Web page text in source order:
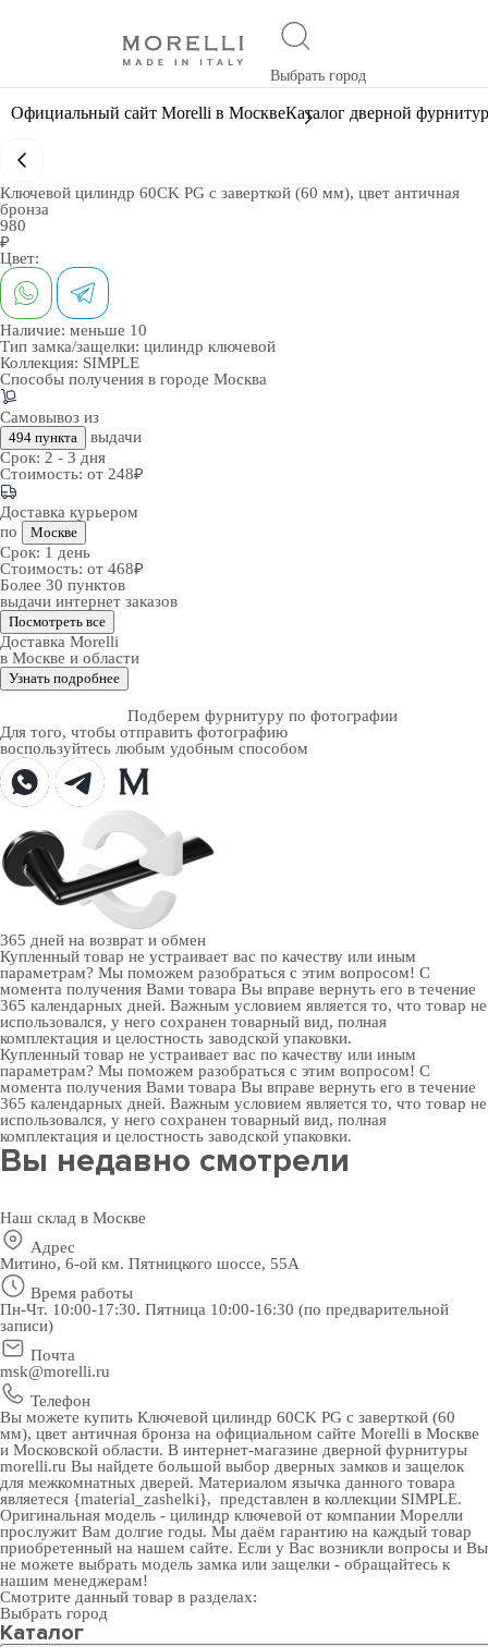
Выбрать город
Официальный сайт Morelli в МосквеКаталог дверной
Ключевой цилиндр 60CK PG с заверткой (60 мм), цвет античная
бронза
980
₽
Цвет:
Наличие: меньше 10
Тип замка/защелки: цилиндр ключевой
Коллекция: SIMPLE
Способы получения в городе Москва
Самовывоз из
494 пункта
выдачи
Срок: 2 - 3 дня
Стоимость: от 248₽
Доставка курьером
по
Москве
Срок: 1 день
Стоимость: от 468₽
Более 30 пунктов
выдачи интернет заказов
Посмотреть все
Доставка Morelli
в Москве и области
Узнать подробнее
Подберем фурнитуру по фотографии
Для того, чтобы отправить фотографию
воспользуйтесь любым удобным способом
365 дней на возврат и обмен
Купленный товар не устраивает вас по качеству или иным
параметрам? Мы поможем разобраться с этим вопросом! С
момента получения Вами товара Вы вправе вернуть его в течение
365 календарных дней. Важным условием является то, что товар не
использовался, у него сохранен товарный вид, полная
комплектация и целостность заводской упаковки.
Купленный товар не устраивает вас по качеству или иным
параметрам? Мы поможем разобраться с этим вопросом! С
момента получения Вами товара Вы вправе вернуть его в течение
365 календарных дней. Важным условием является то, что товар не
использовался, у него сохранен товарный вид, полная
комплектация и целостность заводской упаковки.
Вы недавно смотрели
Наш склад в Москве
Адрес
Митино, 6-ой км. Пятницкого шоссе, 55А
Время работы
Пн-Чт. 10:00-17:30. Пятница 10:00-16:30 (по предварительной
записи)
Почта
msk@morelli.ru
Телефон
Вы можете купить Ключевой цилиндр 60CK PG с заверткой (60
мм), цвет античная бронза на официальном сайте Morelli в Москве
и Московской области. В интернет-магазине дверной фурнитуры
morelli.ru Вы найдете большой выбор дверных замков и защелок
для межкомнатных дверей. Материалом язычка данного товара
являетеся {material_zashelki}, представлен в коллекции SIMPLE.
Оригинальная модель - цилиндр ключевой от компании Морелли
прослужит Вам долгие годы. Мы даём гарантию на каждый товар
приобретенный на нашем сайте. Если у Вас возникли вопросы и Вы
не можете выбрать модель замка или защелки - обращайтесь к
нашим менеджерам!
Смотрите данный товар в разделах:
Выбрать город
Каталог